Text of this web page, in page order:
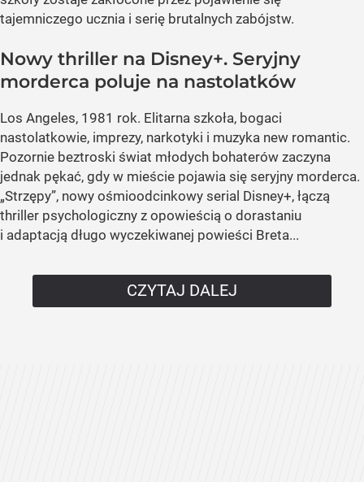
tajemniczego ucznia i serię brutalnych zabójstw.
Nowy thriller na Disney+. Seryjny
morderca poluje na nastolatków
Los Angeles, 1981 rok. Elitarna szkoła, bogaci
nastolatkowie, imprezy, narkotyki i muzyka new romantic.
Pozornie beztroski świat młodych bohaterów zaczyna
jednak pękać, gdy w mieście pojawia się seryjny morderca.
„Strzępy”, nowy ośmioodcinkowy serial Disney+, łączą
thriller psychologiczny z opowieścią o dorastaniu
i adaptacją długo wyczekiwanej powieści Breta...
CZYTAJ DALEJ